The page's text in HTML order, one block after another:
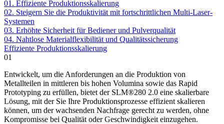
01. Effiziente Produktionsskalierung
02. Steigern Sie die Produktivität mit fortschrittlichen Multi-Laser-
Systemen
03. Erhöhte Sicherheit für Bediener und Pulverqualität
04. Nahtlose Materialflexibilität und Qualitätssicherung
Effiziente Produktionsskalierung
01
Entwickelt, um die Anforderungen an die Produktion von
Metallteilen in mittleren bis hohen Volumina sowie das Rapid
Prototyping zu erfüllen, bietet der SLM®280 2.0 eine skalierbare
Lösung, mit der Sie Ihre Produktionsprozesse effizient skalieren
können, um der wachsenden Nachfrage gerecht zu werden, ohne
Kompromisse bei Qualität oder Geschwindigkeit einzugehen.